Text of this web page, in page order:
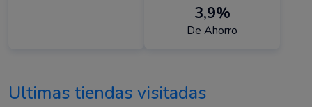
3,9%
De Ahorro
Ultimas tiendas visitadas